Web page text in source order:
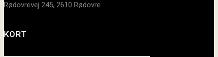
Rødovrevej 245, 2610 Rødovre
KORT